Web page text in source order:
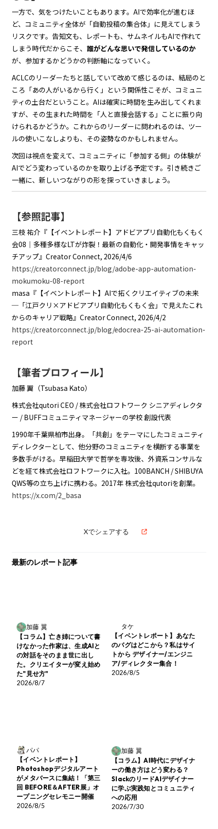
一方で、気をつけたいこともあります。AIで効率化が進むほ
ど、コミュニティ全体が「自動投稿の集合体」に見えてしまう
リスクです。告知文も、レポートも、サムネイルもAIで作れて
しまう時代だからこそ、 誰がどんな思いで発信しているのか
が、参加するかどうかの判断軸になっていく。
ACLCのリーダーたちと話していて改めて感じるのは、結局のと
ころ「あの人がいるから行く」という関係性こそが、コミュニ
ティの土台だということ。AIは確実に時間を生み出してくれま
すが、その生まれた時間を「人と直接会話する」ことに振り向
けられるかどうか。これからのリーダーに問われるのは、ツー
ルの使いこなしよりも、その姿勢なのかもしれません。
次回は視点を変えて、コミュニティに「参加する側」の体験が
AIでどう変わっているのかを取り上げる予定です。引き続きご
一緒に、新しいつながりの形を探っていきましょう。
【参照記事】
三枝 祐介『【イベントレポート】アドビアプリ自動化もくもく
会08｜多種多様なLTが炸裂！最新の自動化・開発事情をキャッ
チアップ』Creator Connect, 2026/4/6
https://creatorconnect.jp/blog/adobe-app-automation-
mokumoku-08-report
masa『【イベントレポート】AIで拓くクリエイティブの未来
─「江戸クリ×アドビアプリ自動化もくもく会」で見えたこれ
からのキャリア戦略』Creator Connect, 2026/4/2
https://creatorconnect.jp/blog/edocrea-25-ai-automation-
report
【筆者プロフィール】
加藤 翼（Tsubasa Kato）
株式会社qutori CEO / 株式会社ロフトワーク シニアディレクタ
ー / BUFFコミュニティマネージャーの学校 創設代表
1990年千葉県柏市出身。「共創」をテーマにしたコミュニティ
ディレクターとして、他分野のコミュニティを横断する事業を
多数手がける。早稲田大学で哲学を専攻後、外資系コンサルな
どを経て株式会社ロフトワークに入社。100BANCH / SHIBUYA
QWS等の立ち上げに携わる。2017年 株式会社qutoriを創業。
https://x.com/2_basa
Xでシェアする
最新のレポート記事
加藤 翼
【コラム】亡き姉について書
けなかった作家は、生成AIと
の対話をそのまま世に出し
た。クリエイターが変え始め
た"見せ方"
2026/8/7
タケ
【イベントレポート】あなた
のバグはどこから？私はサイ
トから デザイナー/エンジニ
ア/ディレクター集合！
2026/8/5
パパ
【イベントレポート】
Photoshopデジタルアート
がメタバースに集結！「第三
回 BEFORE＆AFTER展」オ
ープニングセレモニー開催
2026/8/5
加藤 翼
【コラム】AI時代にデザイナ
ーの働き方はどう変わる？
SlackのリードAIデザイナー
に学ぶ実践知とコミュニティ
への応用
2026/7/30